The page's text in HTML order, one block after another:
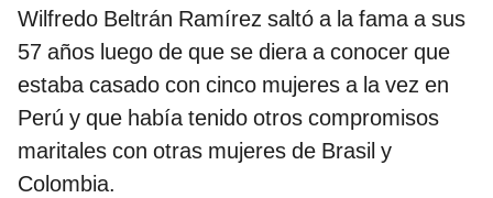
Wilfredo Beltrán Ramírez saltó a la fama a sus
57 años luego de que se diera a conocer que
estaba casado con cinco mujeres a la vez en
Perú y que había tenido otros compromisos
maritales con otras mujeres de Brasil y
Colombia.